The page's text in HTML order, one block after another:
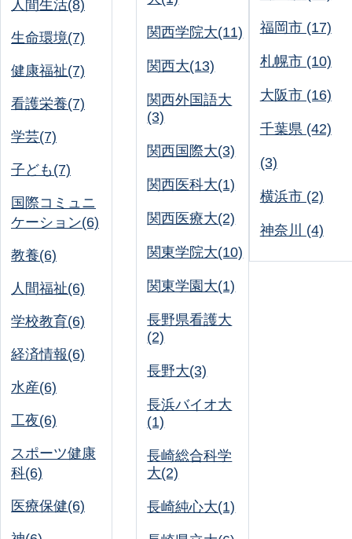
人間生活(8)
生命環境(7)
健康福祉(7)
看護栄養(7)
学芸(7)
子ども(7)
国際コミュニ
ケーション(6)
教養(6)
人間福祉(6)
学校教育(6)
経済情報(6)
水産(6)
工夜(6)
スポーツ健康
科(6)
医療保健(6)
関西学院大(11)
関西大(13)
関西外国語大
(3)
関西国際大(3)
関西医科大(1)
関西医療大(2)
関東学院大(10)
関東学園大(1)
長野県看護大
(2)
長野大(3)
長浜バイオ大
(1)
長崎総合科学
大(2)
長崎純心大(1)
福岡市 (17)
札幌市 (10)
大阪市 (16)
千葉県 (42)
(3)
横浜市 (2)
神奈川 (4)